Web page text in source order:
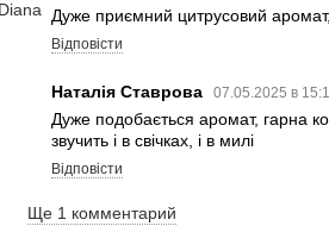
Дуже приємний цитрусовий
Відповісти
Наталія Ставрова 07.05.2025 в
Дуже подобається аромат, гарна
звучить і в свічках, і в милі
Відповісти
Ще 1 комментарий